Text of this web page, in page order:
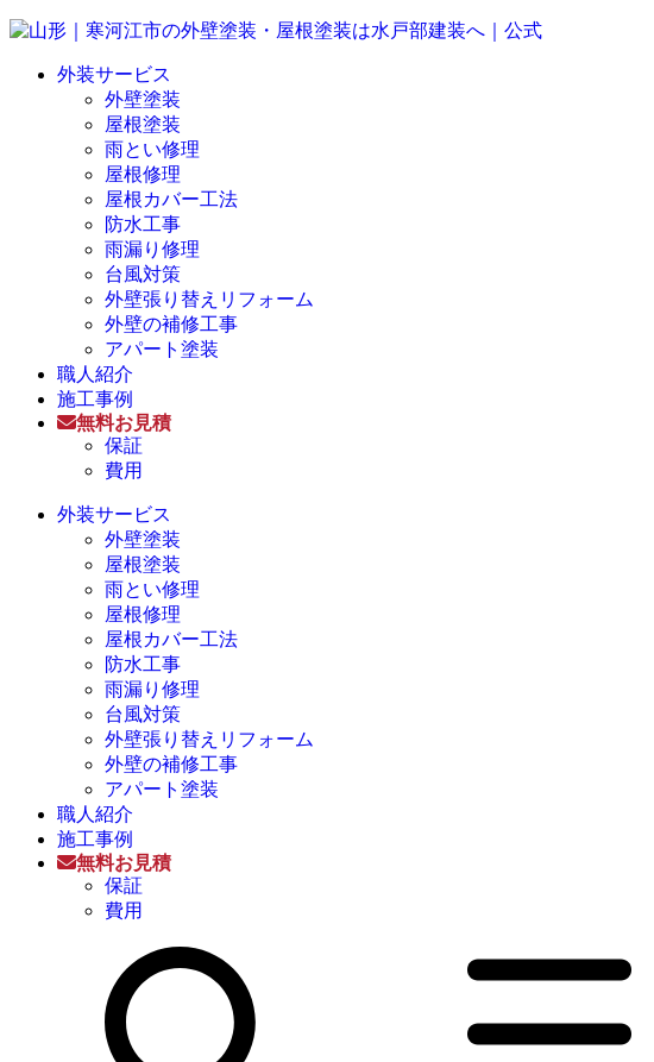
外装サービス
外壁塗装
屋根塗装
雨とい修理
屋根修理
屋根カバー工法
防水工事
雨漏り修理
台風対策
外壁張り替えリフォーム
外壁の補修工事
アパート塗装
職人紹介
施工事例
無料お見積
保証
費用
外装サービス
外壁塗装
屋根塗装
雨とい修理
屋根修理
屋根カバー工法
防水工事
雨漏り修理
台風対策
外壁張り替えリフォーム
外壁の補修工事
アパート塗装
職人紹介
施工事例
無料お見積
保証
費用